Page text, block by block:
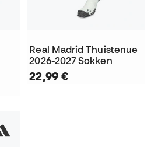
Real Madrid Thuistenue
2026-2027 Sokken
22,99 €